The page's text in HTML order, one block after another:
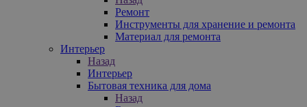
Ремонт
Инструменты для хранение и ремонта
Материал для ремонта
Интерьер
Назад
Интерьер
Бытовая техника для дома
Назад